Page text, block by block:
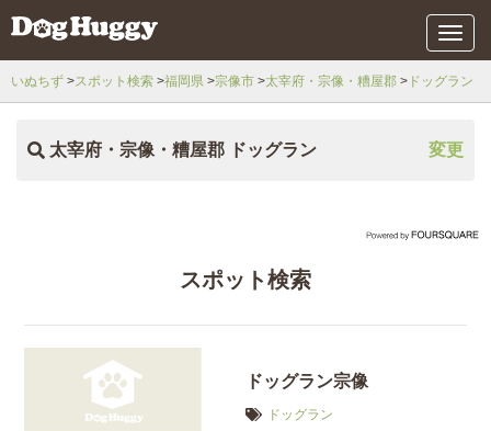
メ
ニ
ュ
いぬちず スポット検索 福岡県 宗像市 太宰府・宗像・糟屋郡 ドッグラン
太宰府・宗像・糟屋郡 ドッグラン 変更
スポット検索
ドッグラン宗像
ドッグラン